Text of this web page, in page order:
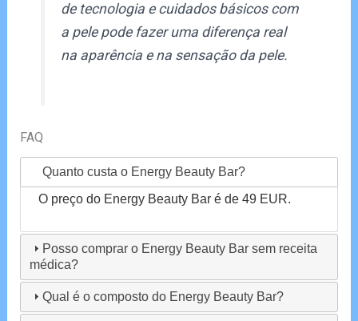
de tecnologia e cuidados básicos com
a pele pode fazer uma diferença real
na aparência e na sensação da pele.
FAQ
Quanto custa o Energy Beauty Bar?
O preço do Energy Beauty Bar é de 49 EUR.
Posso comprar o Energy Beauty Bar sem receita
médica?
Qual é o composto do Energy Beauty Bar?